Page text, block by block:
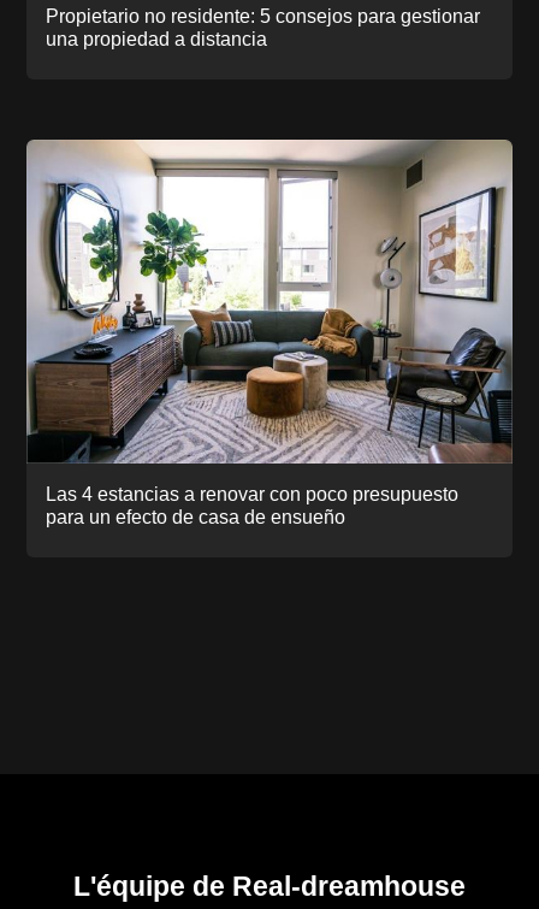
Propietario no residente: 5 consejos para gestionar
una propiedad a distancia
Las 4 estancias a renovar con poco presupuesto
para un efecto de casa de ensueño
L'équipe de Real-dreamhouse